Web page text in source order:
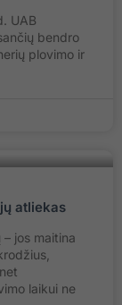
UAB
bendro
plovimo ir
atliekas
jos maitina
laikui ne